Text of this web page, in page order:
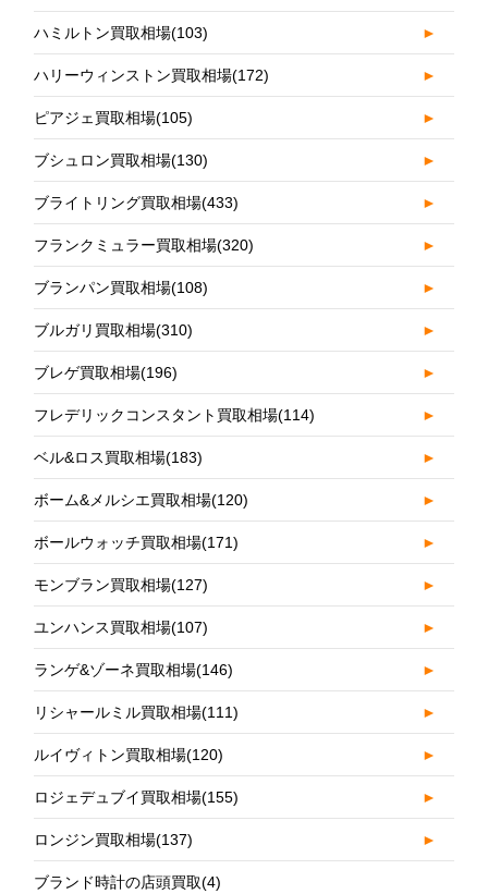
ハミルトン買取相場(103) ►
ハリーウィンストン買取相場(172) ►
ピアジェ買取相場(105) ►
ブシュロン買取相場(130) ►
ブライトリング買取相場(433) ►
フランクミュラー買取相場(320) ►
ブランパン買取相場(108) ►
ブルガリ買取相場(310) ►
ブレゲ買取相場(196) ►
フレデリックコンスタント買取相場(114) ►
ベル&ロス買取相場(183) ►
ボーム&メルシエ買取相場(120) ►
ボールウォッチ買取相場(171) ►
モンブラン買取相場(127) ►
ユンハンス買取相場(107) ►
ランゲ&ゾーネ買取相場(146) ►
リシャールミル買取相場(111) ►
ルイヴィトン買取相場(120) ►
ロジェデュブイ買取相場(155) ►
ロンジン買取相場(137) ►
ブランド時計の店頭買取(4)